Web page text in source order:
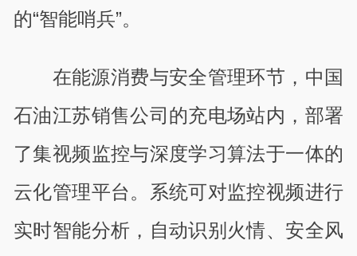
的“智能哨兵”。
在能源消费与安全管理环节，中国
石油江苏销售公司的充电场站内，部署
了集视频监控与深度学习算法于一体的
云化管理平台。系统可对监控视频进行
实时智能分析，自动识别火情、安全风